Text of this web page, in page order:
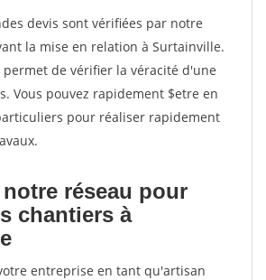
devis sont vérifiées par notre
la mise en relation à Surtainville.
permet de vérifier la véracité d'une
Vous pouvez rapidement $etre en
pour réaliser rapidement
réseau pour
chantiers à
entreprise en tant qu'artisan